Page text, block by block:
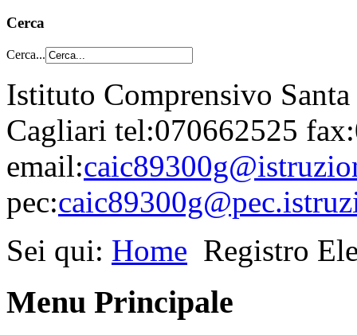
Cerca
Cerca...
Istituto Comprensivo
Cagliari tel:070662525
email:
pec:
Sei qui: Home Registro
Menu Principale